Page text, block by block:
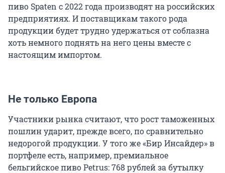
пиво Spaten с 2022 года производят на российских
предприятиях. И поставщикам такого рода
продукции будет трудно удержаться от соблазна
хоть немного поднять на него цены вместе с
настоящим импортом.
Не только Европа
Участники рынка считают, что рост таможенных
пошлин ударит, прежде всего, по сравнительно
недорогой продукции. У того же «Бир Инсайдер» в
портфеле есть, например, премиальное
бельгийское пиво Petrus: 768 рублей за бутылку